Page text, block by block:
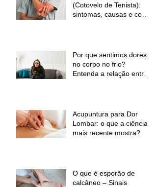
(Cotovelo de Tenista):
sintomas, causas e como
Por que sentimos dores
no corpo no frio?
Entenda a relação entre
Acupuntura para Dor
Lombar: o que a ciência
mais recente mostra?
O que é esporão de
calcâneo – Sinais